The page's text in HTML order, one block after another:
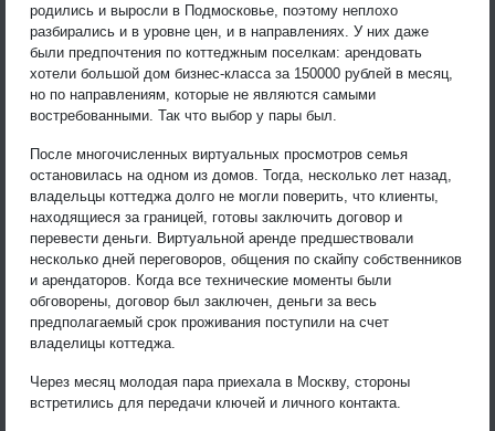
родились и выросли в Подмосковье, поэтому неплохо
разбирались и в уровне цен, и в направлениях. У них даже
были предпочтения по коттеджным поселкам: арендовать
хотели большой дом бизнес-класса за 150000 рублей в месяц,
но по направлениям, которые не являются самыми
востребованными. Так что выбор у пары был.
После многочисленных виртуальных просмотров семья
остановилась на одном из домов. Тогда, несколько лет назад,
владельцы коттеджа долго не могли поверить, что клиенты,
находящиеся за границей, готовы заключить договор и
перевести деньги. Виртуальной аренде предшествовали
несколько дней переговоров, общения по скайпу собственников
и арендаторов. Когда все технические моменты были
обговорены, договор был заключен, деньги за весь
предполагаемый срок проживания поступили на счет
владелицы коттеджа.
Через месяц молодая пара приехала в Москву, стороны
встретились для передачи ключей и личного контакта.